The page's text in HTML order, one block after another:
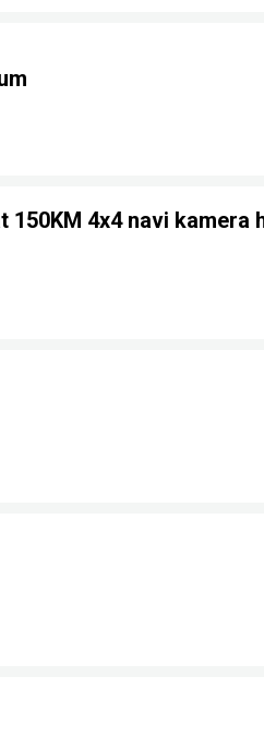
150KM 4x4 navi kamera